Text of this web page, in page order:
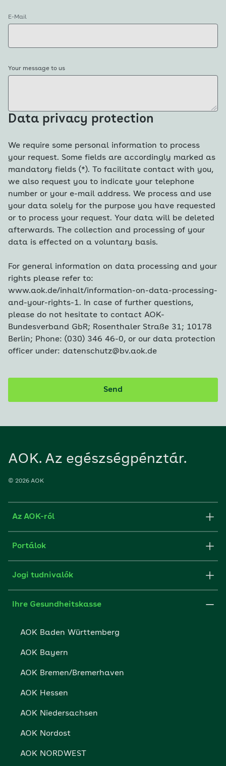
E-Mail
Your message to us
Data privacy protection
We require some personal information to process
your request. Some fields are accordingly marked as
mandatory fields (*). To facilitate contact with you,
we also request you to indicate your telephone
number or your e-mail address. We process and use
your data solely for the purpose you have requested
or to process your request. Your data will be deleted
afterwards. The collection and processing of your
data is effected on a voluntary basis.
For general information on data processing and your
rights please refer to:
www.aok.de/inhalt/information-on-data-processing-
and-your-rights-1. In case of further questions,
please do not hesitate to contact AOK-
Bundesverband GbR; Rosenthaler Straße 31; 10178
Berlin; Phone: (030) 346 46-0, or our data protection
officer under: datenschutz@bv.aok.de
Send
AOK. Az egészségpénztár.
© 2026 AOK
Az AOK-ról
Alkalmazások
Portálok
aok.de
Jogi tudnivalók
Impresszum
Ihre Gesundheitskasse
AOK Baden Württemberg
AOK Bayern
AOK Bremen/Bremerhaven
AOK Hessen
AOK Niedersachsen
AOK Nordost
AOK NORDWEST